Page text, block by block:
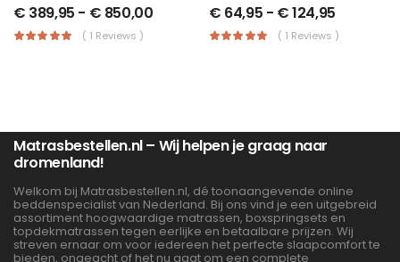
€ 389,95 - € 850,00
( 1 Reviews )
€ 64,95 - €124,95
( 1 Reviews )
Matrasbestellen.nl – Wij helpen je graag naar
dromenland!
Welkom bij Matrasbestellen.nl, dé toonaangevende online
beddenspecialist van Nederland. Bij ons vind je een uitgebreid
assortiment hoogwaardige matrassen, boxspringsets en
topdekmatrassen tegen eerlijke en betaalbare prijzen. Wij
streven ernaar om voor iedereen het perfecte slaapcomfort te
bieden, ongeacht of het nu gaat om een complete